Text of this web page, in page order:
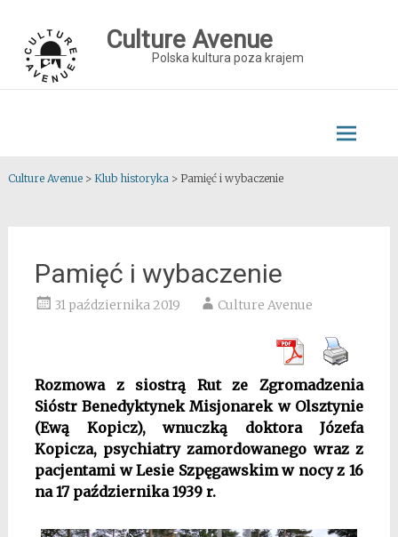
content
Culture Avenue
Polska kultura poza krajem
Culture Avenue> Klub historyka> Pamięć i wybaczenie
Pamięć i wybaczenie
31 października 2019 Culture Avenue
Rozmowa z siostrą Rut ze Zgromadzenia
Sióstr Benedyktynek Misjonarek w Olsztynie
(Ewą Kopicz), wnuczką doktora Józefa
Kopicza, psychiatry zamordowanego wraz z
pacjentami w Lesie Szpęgawskim w nocy z 16
na 17 października 1939 r.